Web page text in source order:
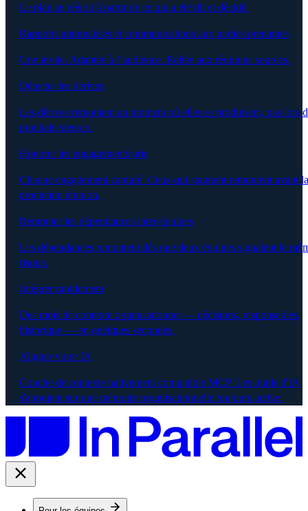
Le plan se réécrit à partir de ce qui a été dit et décidé.
Rapports automatisés et communications aux parties prenantes
Une invite. Adaptée à l’audience. Reliée aux réunions sources.
Détecter les dérives
Les dérives remontent au moment où elles se produisent, pas lors
prochain steerco.
Honorer les engagements pris
Chaque engagement capturé. Ceux qui stagnent remontent avant la
prochaine réunion.
Remonter les dépendances inter-équipes
Les dépendances remontent dès que deux équipes signalent le
risque.
Intégrer rapidement
Des mois de contexte organisationnel — décisions, responsables,
historique — en quelques secondes.
Aligner votre IA
Couche de contexte nativement compatible MCP. Les outils d'IA
s'appuient sur une mémoire organisationnelle toujours active.